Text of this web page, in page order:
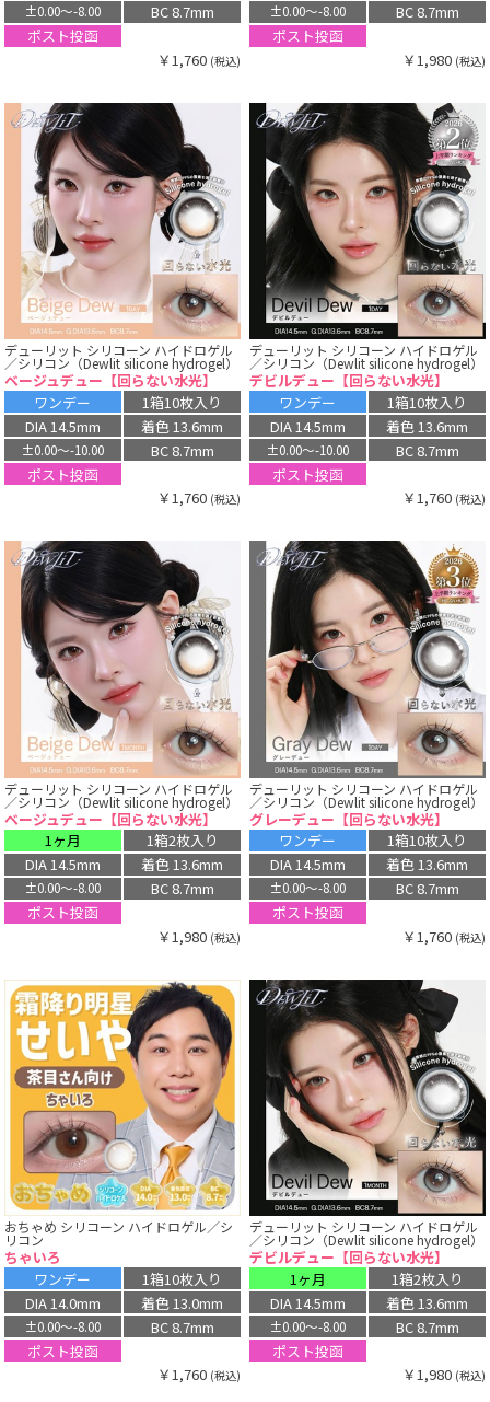
±0.00〜-8.00
BC 8.7mm
ポスト投函
￥1,760 (税込)
±0.00〜-8.00
BC 8.7mm
ポスト投函
￥1,980 (税込)
デューリット シリコーン ハイドロゲル
／シリコン（Dewlit silicone hydrogel）
ベージュデュー【回らない水光】
ワンデー
1箱10枚入り
DIA 14.5mm
着色 13.6mm
±0.00〜-10.00
BC 8.7mm
ポスト投函
￥1,760 (税込)
デューリット シリコーン ハイドロゲル
／シリコン（Dewlit silicone hydrogel）
デビルデュー【回らない水光】
ワンデー
1箱10枚入り
DIA 14.5mm
着色 13.6mm
±0.00〜-10.00
BC 8.7mm
ポスト投函
￥1,760 (税込)
デューリット シリコーン ハイドロゲル
／シリコン（Dewlit silicone hydrogel）
ベージュデュー【回らない水光】
1ヶ月
1箱2枚入り
DIA 14.5mm
着色 13.6mm
±0.00〜-8.00
BC 8.7mm
ポスト投函
￥1,980 (税込)
デューリット シリコーン ハイドロゲル
／シリコン（Dewlit silicone hydrogel）
グレーデュー【回らない水光】
ワンデー
1箱10枚入り
DIA 14.5mm
着色 13.6mm
±0.00〜-8.00
BC 8.7mm
ポスト投函
￥1,760 (税込)
おちゃめ シリコーン ハイドロゲル／シ
リコン
ちゃいろ
ワンデー
1箱10枚入り
DIA 14.0mm
着色 13.0mm
±0.00〜-8.00
BC 8.7mm
ポスト投函
￥1,760 (税込)
デューリット シリコーン ハイドロゲル
／シリコン（Dewlit silicone hydrogel）
デビルデュー【回らない水光】
1ヶ月
1箱2枚入り
DIA 14.5mm
着色 13.6mm
±0.00〜-8.00
BC 8.7mm
ポスト投函
￥1,980 (税込)